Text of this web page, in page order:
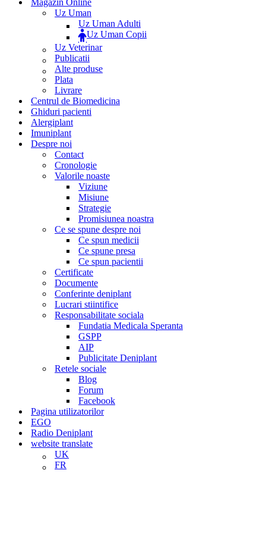
Magazin Online
Uz Uman
Uz Uman Adulti
Uz Uman Copii
Uz Veterinar
Publicatii
Alte produse
Plata
Livrare
Centrul de Biomedicina
Ghiduri pacienti
Alergiplant
Imuniplant
Despre noi
Contact
Cronologie
Valorile noaste
Viziune
Misiune
Strategie
Promisiunea noastra
Ce se spune despre noi
Ce spun medicii
Ce spune presa
Ce spun pacientii
Certificate
Documente
Conferinte deniplant
Lucrari stiintifice
Responsabilitate sociala
Fundatia Medicala Speranta
GSPP
AIP
Publicitate Deniplant
Retele sociale
Blog
Forum
Facebook
Pagina utilizatorilor
EGO
Radio Deniplant
website translate
UK
FR